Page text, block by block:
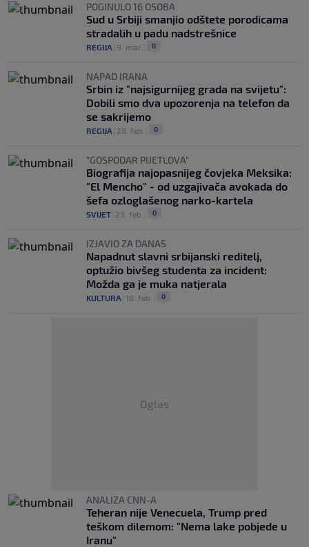
POGINULO 16 OSOBA
Sud u Srbiji smanjio odštete porodicama
stradalih u padu nadstrešnice
REGIJA 9. mar. 0
NAPAD IRANA
Srbin iz "najsigurnijeg grada na svijetu":
Dobili smo dva upozorenja na telefon da
se sakrijemo
REGIJA 28. feb. 0
"GOSPODAR PIJETLOVA"
Biografija najopasnijeg čovjeka Meksika:
"El Mencho" - od uzgajivača avokada do
šefa ozloglašenog narko-kartela
SVIJET 23. feb. 0
IZJAVIO ZA DANAS
Napadnut slavni srbijanski reditelj,
optužio bivšeg studenta za incident:
Možda ga je muka natjerala
KULTURA 18. feb. 0
Oglas
ANALIZA CNN-A
Teheran nije Venecuela, Trump pred
teškom dilemom: "Nema lake pobjede u
Iranu"